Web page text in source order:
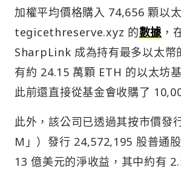
加權平均價格購入 74,656 顆以
tegicethreserve.xyz 的數據 ，
SharpLink 成為持有最多以太幣
有約 24.15 萬顆 ETH 的以太坊
此前還直接從基金會收購了
此外，該公司已透過其按市價發
M」）發行 24,572,195 股普通
13 億美元的淨收益，其中約有